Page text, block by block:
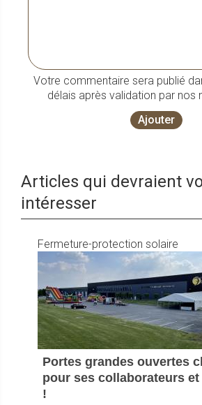
Votre commentaire sera publié
délais après validation par nos
Ajouter
Articles qui devraient
intéresser
Fermeture-protection solaire
Portes grandes ouvertes
pour ses collaborateurs
!